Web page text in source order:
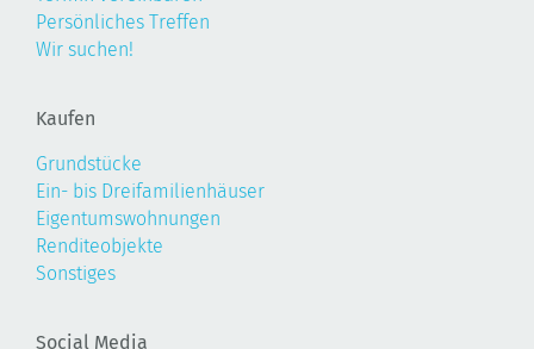
Persönliches Treffen
Wir suchen!
Kaufen
Grundstücke
Ein- bis Dreifamilienhäuser
Eigentumswohnungen
Renditeobjekte
Sonstiges
Social Media